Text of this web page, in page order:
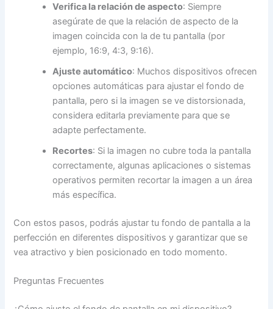
Verifica la relación de aspecto: Siempre
asegúrate de que la relación de aspecto de la
imagen coincida con la de tu pantalla (por
ejemplo, 16:9, 4:3, 9:16).
Ajuste automático: Muchos dispositivos ofrecen
opciones automáticas para ajustar el fondo de
pantalla, pero si la imagen se ve distorsionada,
considera editarla previamente para que se
adapte perfectamente.
Recortes: Si la imagen no cubre toda la pantalla
correctamente, algunas aplicaciones o sistemas
operativos permiten recortar la imagen a un área
más específica.
Con estos pasos, podrás ajustar tu fondo de pantalla a la
perfección en diferentes dispositivos y garantizar que se
vea atractivo y bien posicionado en todo momento.
Preguntas Frecuentes